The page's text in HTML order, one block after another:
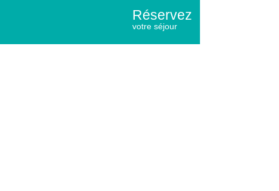
Réservez
votre séjour